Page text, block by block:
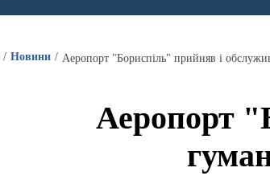
Новини Аеропорт "Бориспіль" прийняв і
Аеропорт